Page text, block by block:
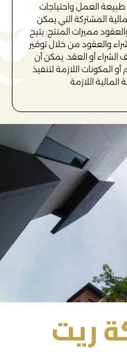
العمل واحتياجات
المشتركة التي يمكن
مميزات المنتج: يتيح
والعقود من خلال توفير
الشراء أو العقد. يمكن أن
المكونات اللازمة لتنفيذ
المالية اللازمة
ريت